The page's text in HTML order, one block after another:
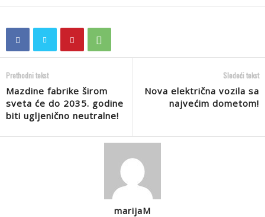
Prethodni tekst
Mazdine fabrike širom
sveta će do 2035. godine
biti ugljenično neutralne!
Sledeći tekst
Nova električna vozila sa
najvećim dometom!
marijaM